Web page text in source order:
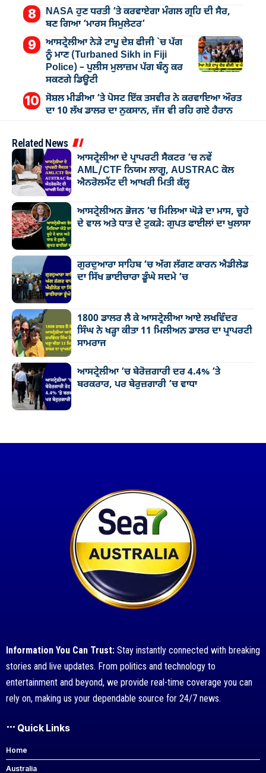
NASA ਹੁਣ ਧਰਤੀ ’ਤੇ ਕਰਵਾਏਗਾ ਮੰਗਲ ਗ੍ਰਹਿ ਦੀ ਸੈਰ,
ਬਣ ਗਿਆ ‘ਮਾਰਸ ਸਿਮੁਲੇਟਰ’
ਆਸਟ੍ਰੇਲੀਆ ਨੇੜੇ ਟਾਪੂ ਦੇਸ਼ ਫੀਜੀ `ਚ ਪੱਗ
ਨੂੰ ਮਾਣ (Turbaned Sikh in Fiji
Police) – ਪੁਲੀਸ ਮੁਲਾਜ਼ਮ ਪੱਗ ਬੰਨ੍ਹ ਕਰ
ਸਕਣਗੇ ਡਿਊਟੀ
ਸੋਸ਼ਲ ਮੀਡੀਆ ’ਤੇ ਪੋਸਟ ਇੱਕ ਤਸਵੀਰ ਨੇ ਕਰਵਾਇਆ ਔਰਤ
ਦਾ 10 ਲੱਖ ਡਾਲਰ ਦਾ ਨੁਕਸਾਨ, ਜੱਜ ਵੀ ਰਹਿ ਗਏ ਹੈਰਾਨ
Related News
ਆਸਟ੍ਰੇਲੀਆ ਦੇ ਪ੍ਰਾਪਰਟੀ ਸੈਕਟਰ ’ਚ ਨਵੇਂ
AML/CTF ਨਿਯਮ ਲਾਗੂ, AUSTRAC ਕੋਲ
ਐਨਰੋਲਮੈਂਟ ਦੀ ਆਖਰੀ ਮਿਤੀ ਕੱਲ੍ਹ
ਆਸਟ੍ਰੇਲੀਅਨ ਭੋਜਨ ’ਚ ਮਿਲਿਆ ਘੋੜੇ ਦਾ ਮਾਸ, ਚੂਹੇ
ਦੇ ਵਾਲ ਅਤੇ ਧਾਤ ਦੇ ਟੁਕੜੇ: ਗੁਪਤ ਫਾਈਲਾਂ ਦਾ ਖੁਲਾਸਾ
ਗੁਰਦੁਆਰਾ ਸਾਹਿਬ ’ਚ ਅੱਗ ਲੱਗਣ ਕਾਰਨ ਐਡੀਲੇਡ
ਦਾ ਸਿੱਖ ਭਾਈਚਾਰਾ ਡੂੰਘੇ ਸਦਮੇ ’ਚ
1800 ਡਾਲਰ ਲੈ ਕੇ ਆਸਟ੍ਰੇਲੀਆ ਆਏ ਲਖਵਿੰਦਰ
ਸਿੰਘ ਨੇ ਖੜ੍ਹਾ ਕੀਤਾ 11 ਮਿਲੀਅਨ ਡਾਲਰ ਦਾ ਪ੍ਰਾਪਰਟੀ
ਸਾਮਰਾਜ
ਆਸਟ੍ਰੇਲੀਆ ’ਚ ਬੇਰੋਜ਼ਗਾਰੀ ਦਰ 4.4% ’ਤੇ
ਬਰਕਰਾਰ, ਪਰ ਬੇਰੁਜ਼ਗਾਰੀ ’ਚ ਵਾਧਾ
Information You Can Trust: Stay instantly connected with breaking
stories and live updates. From politics and technology to
entertainment and beyond, we provide real-time coverage you can
rely on, making us your dependable source for 24/7 news.
Quick Links
Home
Australia